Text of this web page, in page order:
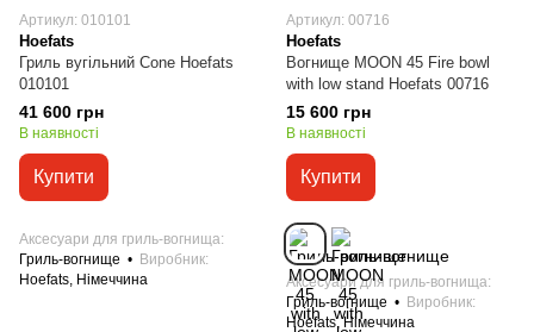
Артикул: 010101
Hoefats
Гриль вугільний Cone Hoefats
010101
41 600 грн
В наявності
Купити
Аксесуари для гриль-вогнища
Гриль-вогнище
Виробник
Hoefats, Німеччина
Артикул: 00716
Hoefats
Вогнище MOON 45 Fire bowl
with low stand Hoefats 00716
15 600 грн
В наявності
Купити
Аксесуари для гриль-вогнища
Гриль-вогнище
Виробник
Hoefats, Німеччина